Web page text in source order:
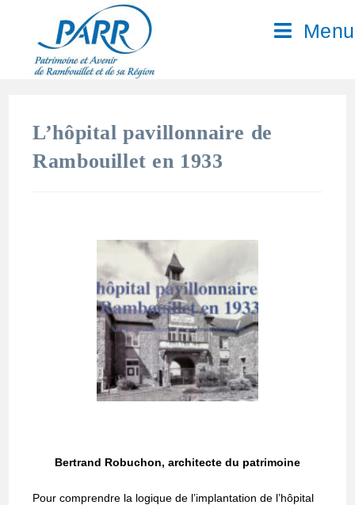
Menu
L’hôpital pavillonnaire de
Rambouillet en 1933
Bertrand Robuchon, architecte du patrimoine
Pour comprendre la logique de l’implantation de l’hôpital